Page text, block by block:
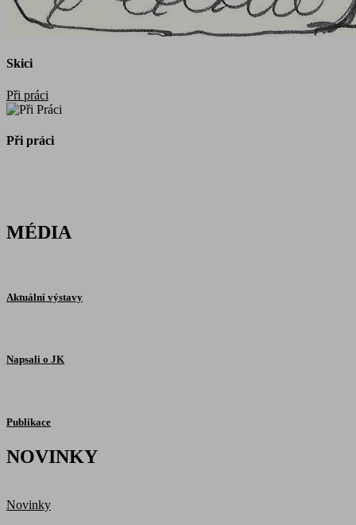
Skici
Při práci
Při práci
MÉDIA
Aktuální výstavy
Napsali o JK
Publikace
NOVINKY
Novinky